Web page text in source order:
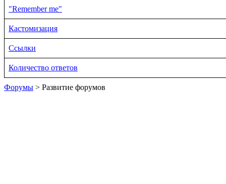
"Remember me"
Кастомизация
Ссылки
Количество ответов
Форумы > Развитие форумов